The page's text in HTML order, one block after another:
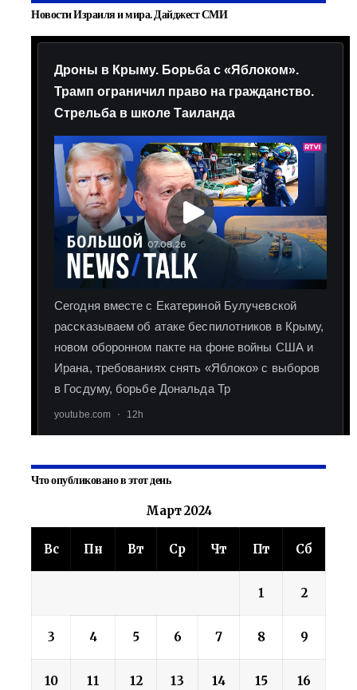
Новости Израиля и мира. Дайджест СМИ
Что опубликовано в этот день
Март 2024
Вс Пн Вт Ср Чт Пт Сб
1 2
3 4 5 6 7 8 9
10 11 12 13 14 15 16